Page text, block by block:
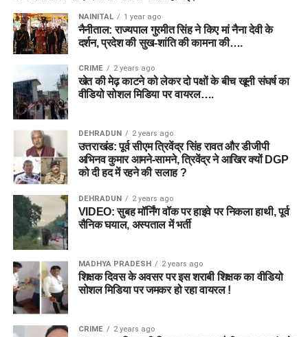
NAINITAL 1 year ago
नैनीताल: राज्यपाल गुरमीत सिंह ने किए मां नैना देवी के
दर्शन, प्रदेश की सुख-शांति की कामना की….
CRIME 2 years ago
खेत की मेढ़ काटने को लेकर दो पक्षों के बीच खूनी संघर्ष का
वीडियो सोशल मिडिया पर वायरल….
DEHRADUN 2 years ago
उत्तराखंड: पूर्व सीएम त्रिवेंद्र सिंह रावत और डीजीपी
अभिनव कुमार आमने-सामने, त्रिवेंद्र ने आखिर क्यों DGP
को दी हद में रहने की सलाह ?
DEHRADUN 2 years ago
VIDEO: सुबह मॉर्निंग वॉक पर हाइवे पर निकला हाथी, पूर्व
सैनिक घयाल, अस्पताल में भर्ती
MADHYA PRADESH 2 years ago
शिक्षक दिवस के अवसर पर इस शराबी शिक्षक का वीडियो
सोशल मिडिया पर जमकर हो रहा वायरल !
CRIME 2 years ago